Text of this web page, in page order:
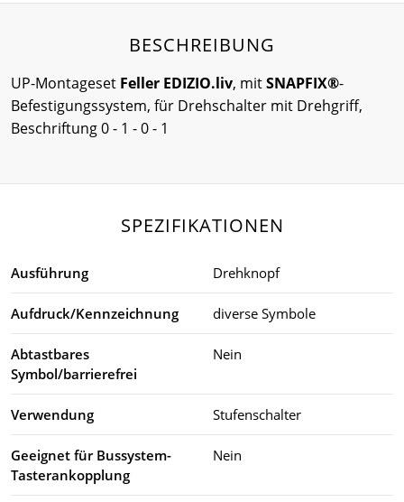
BESCHREIBUNG
UP-Montageset Feller EDIZIO.liv, mitSNAPFIX®-
Befestigungssystem, für Drehschalter mit Drehgriff,
Beschriftung 0 - 1 - 0 - 1
SPEZIFIKATIONEN
Ausführung Drehknopf
Aufdruck/Kennzeichnung diverse Symbole
Abtastbares
Symbol/barrierefrei
Nein
Verwendung Stufenschalter
Geeignet für Bussystem-
Tasterankopplung
Nein